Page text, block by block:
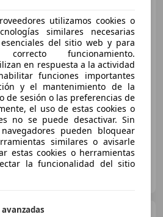
eDSC6 145
€ 17.990 1
Buenprecio
Gasolina 107 kW (145 CV)
utilizamos cookies o
similares necesarias
del sitio web y para
funcionamiento.
en respuesta a la actividad
funciones importantes
y el mantenimiento de la
de sesión o las preferencias de
el uso de estas cookies o
no se puede desactivar. Sin
pueden bloquear
similares o avisarle
estas cookies o herramientas
la funcionalidad del sitio